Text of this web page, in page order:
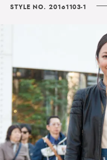
STYLE NO. 20161103-1